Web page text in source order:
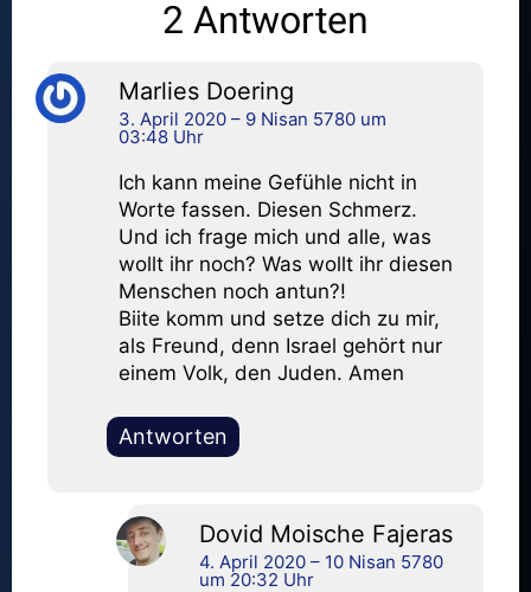
2 Antworten
Marlies Doering
3. April 2020 – 9 Nisan 5780 um
03:48 Uhr
Ich kann meine Gefühle nicht in
Worte fassen. Diesen Schmerz.
Und ich frage mich und alle, was
wollt ihr noch? Was wollt ihr diesen
Menschen noch antun?!
Biite komm und setze dich zu mir,
als Freund, denn Israel gehört nur
einem Volk, den Juden. Amen
Antworten
Dovid Moische Fajeras
4. April 2020 – 10 Nisan 5780
um 20:32 Uhr